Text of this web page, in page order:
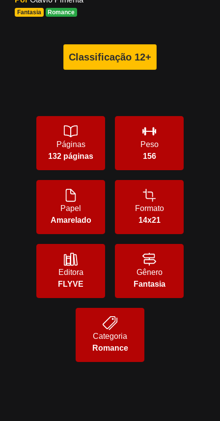
Fantasia Romance
Classificação 12+
Páginas
132 páginas
Peso
156
Papel
Amarelado
Formato
14x21
Editora
FLYVE
Gênero
Fantasia
Categoria
Romance